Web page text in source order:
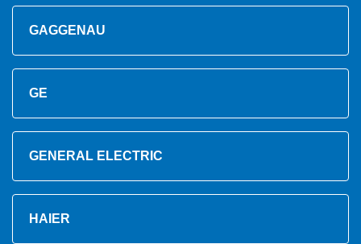
GAGGENAU
GE
GENERAL ELECTRIC
HAIER